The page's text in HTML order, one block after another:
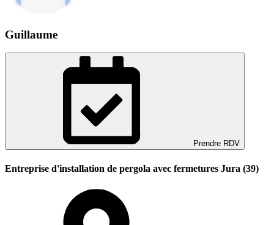
Guillaume
Prendre RDV
Entreprise d'installation de pergola avec fermetures Jura (39)